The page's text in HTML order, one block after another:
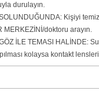
durulayın.
Kişiyi
MERKEZİNİ/doktoru arayın.
İLE TEMASI HALİNDE:
kolaysa kontakt